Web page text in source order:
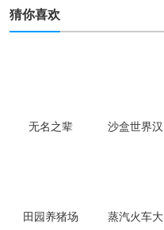
猜你喜欢
无名之辈
沙盒世界汉
田园养猪场
蒸汽火车大